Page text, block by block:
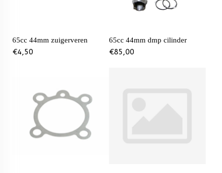
65cc 44mm zuigerveren
€4,50
65cc 44mm dmp cilinder
€85,00